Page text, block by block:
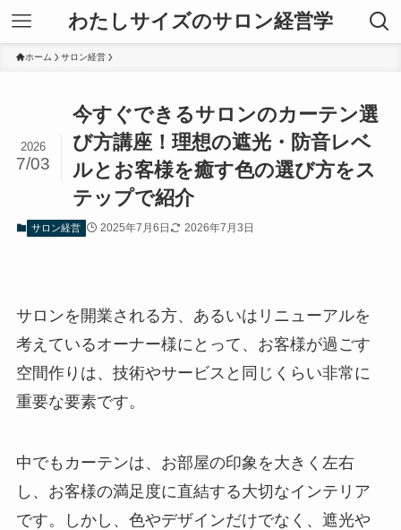
わたしサイズのサロン経営学
ホーム サロン経営
今すぐできるサロンのカーテン選
び方講座！理想の遮光・防音レベ
ルとお客様を癒す色の選び方をス
テップで紹介
2026
7/03
サロン経営 2025年7月6日 2026年7月3日
サロンを開業される方、あるいはリニューアルを
考えているオーナー様にとって、お客様が過ごす
空間作りは、技術やサービスと同じくらい非常に
重要な要素です。
中でもカーテンは、お部屋の印象を大きく左右
し、お客様の満足度に直結する大切なインテリア
です。しかし、色やデザインだけでなく、遮光や